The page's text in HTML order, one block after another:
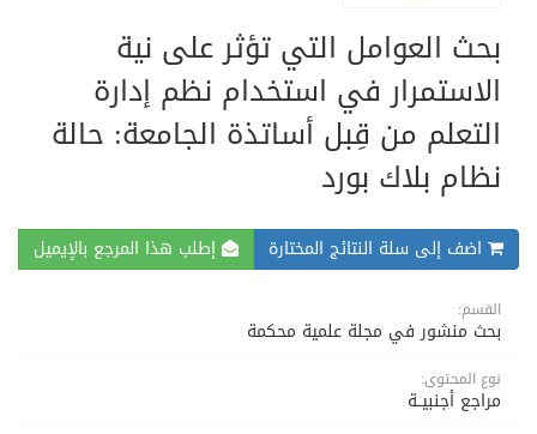
بحث العوامل التي تؤثر على نية
الاستمرار في استخدام نظم إدارة
التعلم من قِبل أساتذة الجامعة: حالة
نظام بلاك بورد
اضف إلى سلة النتائج المختارة إطلب هذا المرجع بالإيميل
القسم:
بحث منشور في مجلة علمية محكمة
نوع المحتوى:
مراجع أجنبيــة